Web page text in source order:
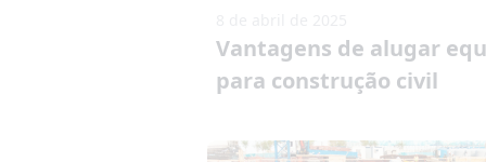
Vantagens de alugar
para construção civil